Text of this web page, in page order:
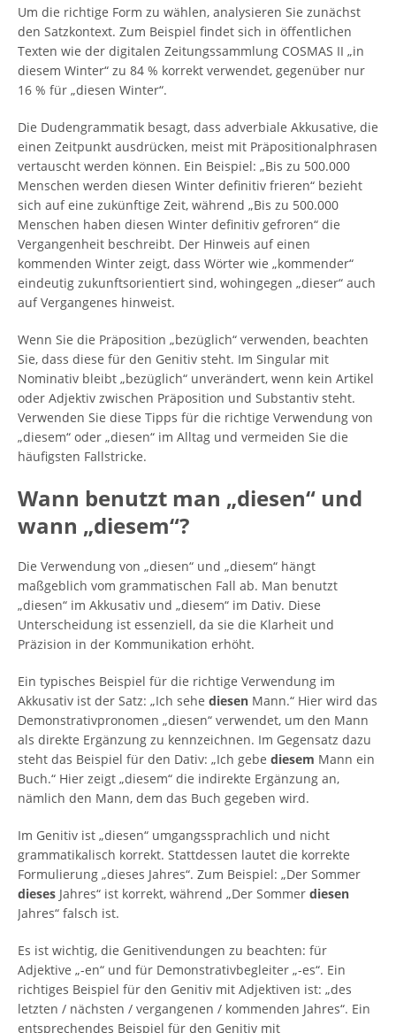
Um die richtige Form zu wählen, analysieren Sie zunächst
den Satzkontext. Zum Beispiel findet sich in öffentlichen
Texten wie der digitalen Zeitungssammlung COSMAS II „in
diesem Winter“ zu 84 % korrekt verwendet, gegenüber nur
16 % für „diesen Winter“.
Die Dudengrammatik besagt, dass adverbiale Akkusative, die
einen Zeitpunkt ausdrücken, meist mit Präpositionalphrasen
vertauscht werden können. Ein Beispiel: „Bis zu 500.000
Menschen werden diesen Winter definitiv frieren“ bezieht
sich auf eine zukünftige Zeit, während „Bis zu 500.000
Menschen haben diesen Winter definitiv gefroren“ die
Vergangenheit beschreibt. Der Hinweis auf einen
kommenden Winter zeigt, dass Wörter wie „kommender“
eindeutig zukunftsorientiert sind, wohingegen „dieser“ auch
auf Vergangenes hinweist.
Wenn Sie die Präposition „bezüglich“ verwenden, beachten
Sie, dass diese für den Genitiv steht. Im Singular mit
Nominativ bleibt „bezüglich“ unverändert, wenn kein Artikel
oder Adjektiv zwischen Präposition und Substantiv steht.
Verwenden Sie diese Tipps für die richtige Verwendung von
„diesem“ oder „diesen“ im Alltag und vermeiden Sie die
häufigsten Fallstricke.
Wann benutzt man „diesen“ und
wann „diesem“?
Die Verwendung von „diesen“ und „diesem“ hängt
maßgeblich vom grammatischen Fall ab. Man benutzt
„diesen“ im Akkusativ und „diesem“ im Dativ. Diese
Unterscheidung ist essenziell, da sie die Klarheit und
Präzision in der Kommunikation erhöht.
Ein typisches Beispiel für die richtige Verwendung im
Akkusativ ist der Satz: „Ich sehe diesen Mann.“ Hier wird das
Demonstrativpronomen „diesen“ verwendet, um den Mann
als direkte Ergänzung zu kennzeichnen. Im Gegensatz dazu
steht das Beispiel für den Dativ: „Ich gebe diesem Mann ein
Buch.“ Hier zeigt „diesem“ die indirekte Ergänzung an,
nämlich den Mann, dem das Buch gegeben wird.
Im Genitiv ist „diesen“ umgangssprachlich und nicht
grammatikalisch korrekt. Stattdessen lautet die korrekte
Formulierung „dieses Jahres“. Zum Beispiel: „Der Sommer
dieses Jahres“ ist korrekt, während „Der Sommer diesen
Jahres“ falsch ist.
Es ist wichtig, die Genitivendungen zu beachten: für
Adjektive „-en“ und für Demonstrativbegleiter „-es“. Ein
richtiges Beispiel für den Genitiv mit Adjektiven ist: „des
letzten / nächsten / vergangenen / kommenden Jahres“. Ein
entsprechendes Beispiel für den Genitiv mit